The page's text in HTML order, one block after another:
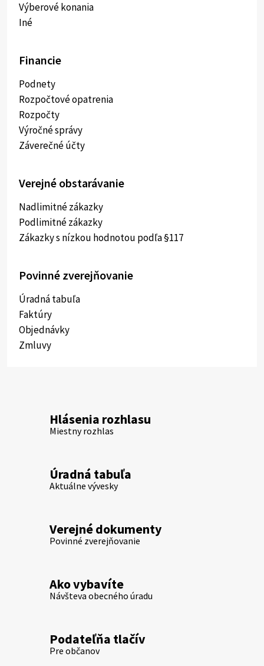
Výberové konania
Iné
Financie
Podnety
Rozpočtové opatrenia
Rozpočty
Výročné správy
Záverečné účty
Verejné obstarávanie
Nadlimitné zákazky
Podlimitné zákazky
Zákazky s nízkou hodnotou podľa §117
Povinné zverejňovanie
Úradná tabuľa
Faktúry
Objednávky
Zmluvy
Hlásenia rozhlasu
Miestny rozhlas
Úradná tabuľa
Aktuálne vývesky
Verejné dokumenty
Povinné zverejňovanie
Ako vybavíte
Návšteva obecného úradu
Podateľňa tlačív
Pre občanov